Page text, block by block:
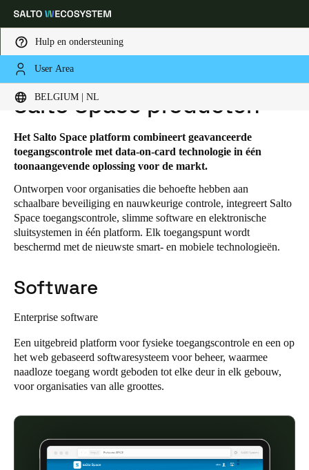
Hulp en ondersteuning
User Area
BELGIUM | NL
Kies uw locatie- en taalinstellingen
Nederlands
Germany
Deutsch
Deutsch
FrançaisItaliano
United Kingdom
English
Ireland
Français
HOME TECHNOLOGIEPLATFORMEN
SALTO SPACE PRODUCTEN
Salto Space producten
Het Salto Space platform combineert geavanceerde
toegangscontrole met data-on-card technologie in één
toonaangevende oplossing voor de markt.
Ontworpen voor organisaties die behoefte hebben aan
schaalbare beveiliging en nauwkeurige controle, integreert Salto
Space toegangscontrole, slimme software en elektronische
sluitsystemen in één platform. Elk toegangspunt wordt
beschermd met de nieuwste smart- en mobiele technologieën.
Software
Enterprise software
Een uitgebreid platform voor fysieke toegangscontrole en een op
het web gebaseerd softwaresysteem voor beheer, waarmee
naadloze toegang wordt geboden tot elke deur in elk gebouw,
voor organisaties van alle groottes.